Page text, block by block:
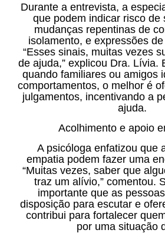
Durante a entrevista, a
que podem indicar risco de
mudanças repentinas de
isolamento, e expressões
“Esses sinais, muitas vezes
de ajuda,” explicou Dra. Lívia.
quando familiares ou amigos
comportamentos, o melhor é
julgamentos, incentivando a
ajuda.
Acolhimento e apoio
A psicóloga enfatizou que
empatia podem fazer uma
“Muitas vezes, saber que
traz um alívio,” comentou.
importante que as
disposição para escutar e
contribui para fortalecer
por uma situação